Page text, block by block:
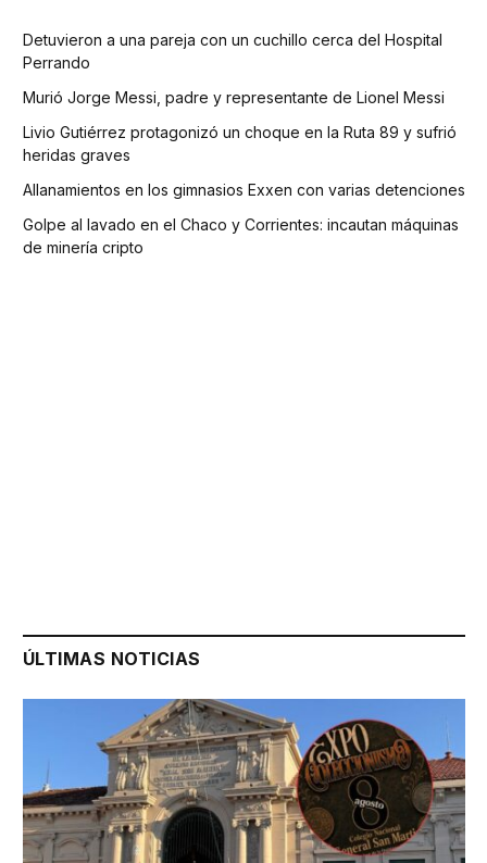
Detuvieron a una pareja con un cuchillo cerca del Hospital
Perrando
Murió Jorge Messi, padre y representante de Lionel Messi
Livio Gutiérrez protagonizó un choque en la Ruta 89 y sufrió
heridas graves
Allanamientos en los gimnasios Exxen con varias detenciones
Golpe al lavado en el Chaco y Corrientes: incautan máquinas
de minería cripto
ÚLTIMAS NOTICIAS